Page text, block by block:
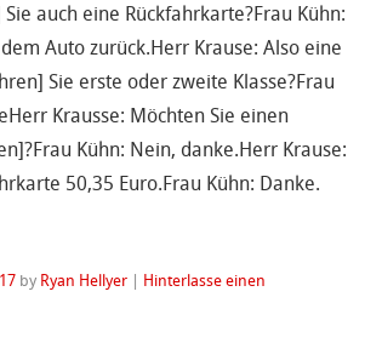
auch eine Rückfahrkarte?Frau Kühn:
Auto zurück.Herr Krause: Also eine
Sie erste oder zweite Klasse?Frau
Krausse: Möchten Sie einen
Kühn: Nein, danke.Herr Krause:
50,35 Euro.Frau Kühn: Danke.
by Ryan Hellyer
Hinterlasse einen